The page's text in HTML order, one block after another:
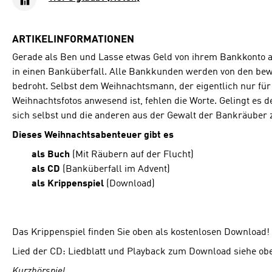
ARTIKELINFORMATIONEN
Gerade als Ben und Lasse etwas Geld von ihrem Bankkonto
in einen Banküberfall. Alle Bankkunden werden von den
bedroht. Selbst dem Weihnachtsmann, der eigentlich nur
Weihnachtsfotos anwesend ist, fehlen die Worte. Gelingt es
sich selbst und die anderen aus der Gewalt der Bankräuber
Dieses Weihnachtsabenteuer gibt es
als Buch (Mit Räubern auf der Flucht)
als CD (Banküberfall im Advent)
als Krippenspiel (Download)
Das Krippenspiel finden Sie oben als kostenlosen Download!
Lied der CD: Liedblatt und Playback zum Download siehe